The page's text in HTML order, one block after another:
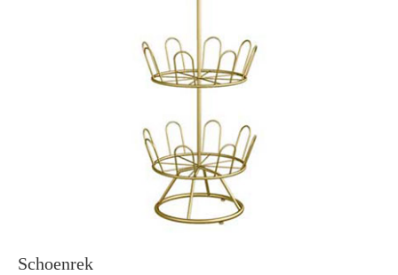
Schoenrek